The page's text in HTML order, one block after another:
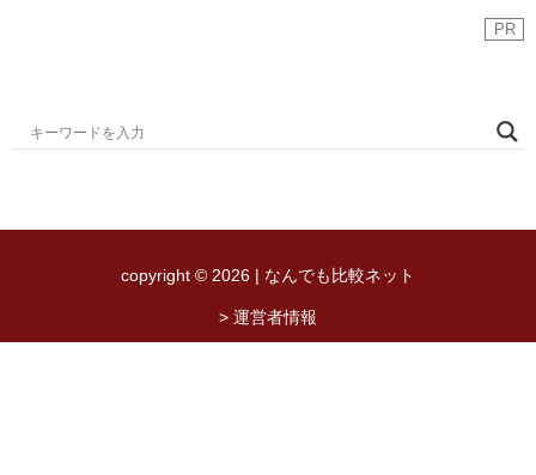
PR
copyright © 2026 | なんでも比較ネット
> 運営者情報